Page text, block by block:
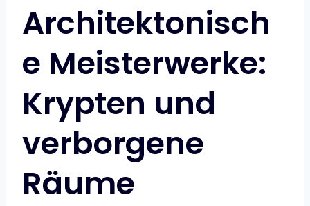
Architektonisch
e Meisterwerke:
Krypten und
verborgene
Räume